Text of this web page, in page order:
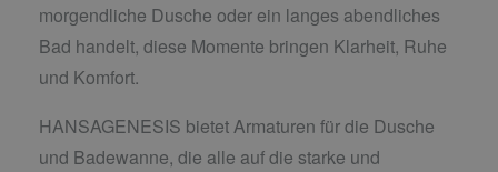
morgendliche Dusche oder ein langes abendliches
Bad handelt, diese Momente bringen Klarheit, Ruhe
und Komfort.
HANSAGENESIS bietet Armaturen für die Dusche
und Badewanne, die alle auf die starke und